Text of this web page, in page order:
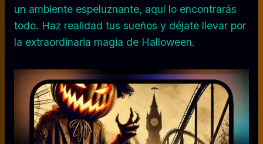
un ambiente espeluznante, aquí lo encontrarás
todo. Haz realidad tus sueños y déjate llevar por
la extraordinaria magia de Halloween.